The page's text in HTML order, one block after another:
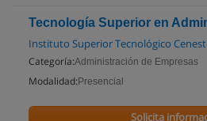
Tecnología Superior en
Instituto Superior Tecnológico
Categoría:Administración de Empresas
Modalidad: Presencial
Solicita